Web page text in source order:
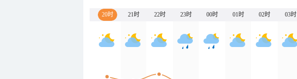
20时 21时 22时 23时 00时 01时 02时 03时